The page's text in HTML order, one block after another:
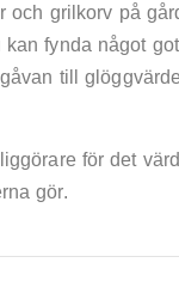
och grilkorv på
kan fynda något
till
för det
gör.